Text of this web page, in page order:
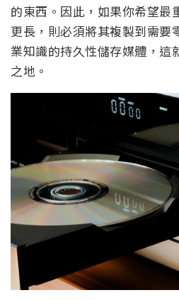
的東西。因此，如果你希望最
更長，則必須將其複製到需要
業知識的持久性儲存媒體，這
之地。